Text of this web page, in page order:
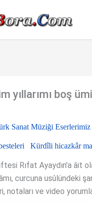
yıllarımı boş
Sanat Müziği Eserlerimiz
Kürdîli hicazkâr
Rıfat Ayaydın'a âit
curcuna usûlündeki
notaları ve video